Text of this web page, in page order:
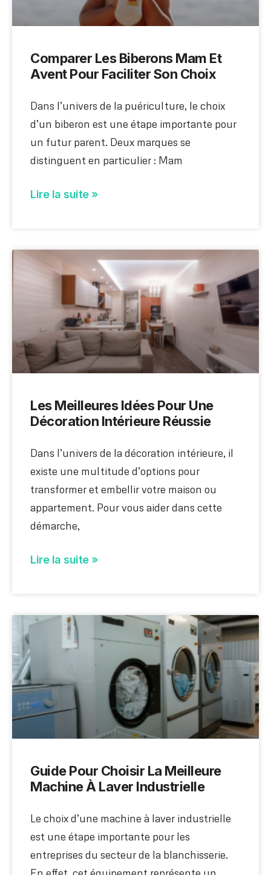
Comparer Les Biberons Mam Et
Avent Pour Faciliter Son Choix
Dans l’univers de la puériculture, le choix
d’un biberon est une étape importante pour
un futur parent. Deux marques se
distinguent en particulier : Mam
Lire la suite »
Les Meilleures Idées Pour Une
Décoration Intérieure Réussie
Dans l’univers de la décoration intérieure, il
existe une multitude d’options pour
transformer et embellir votre maison ou
appartement. Pour vous aider dans cette
démarche,
Lire la suite »
Guide Pour Choisir La Meilleure
Machine À Laver Industrielle
Le choix d’une machine à laver industrielle
est une étape importante pour les
entreprises du secteur de la blanchisserie.